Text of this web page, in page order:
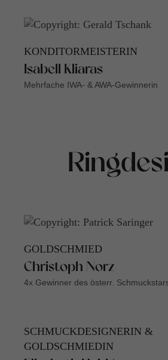
KONDITORMEISTERIN
Isabell Kliaras
Mehrfache IWA- & AWA-Gewinnerin
GOLDSCHMIED
Christoph Norz
4x Gewinner des österr.
SCHMUCKDESIGNERIN &
GOLDSCHMIEDIN